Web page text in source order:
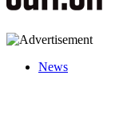
News